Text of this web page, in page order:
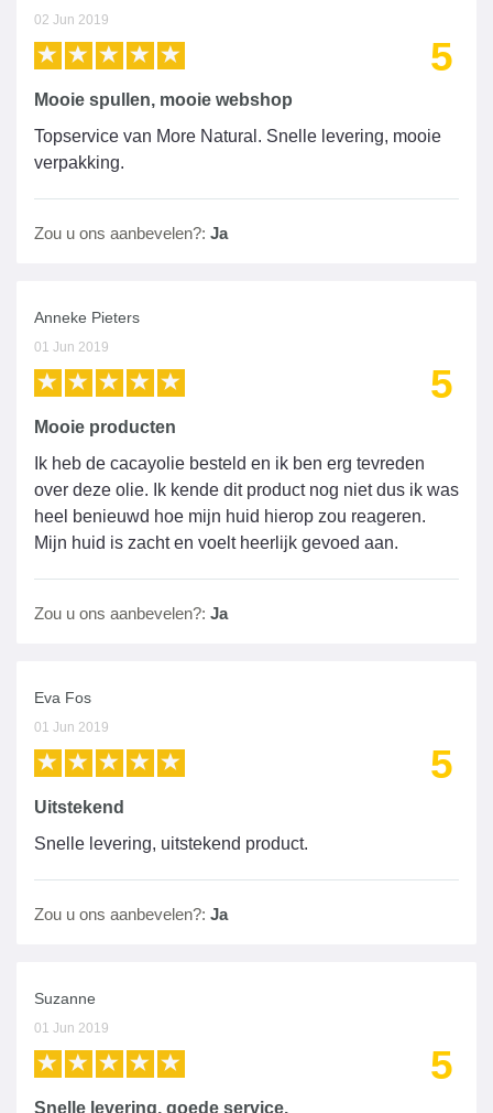
02 Jun 2019
5
Mooie spullen, mooie webshop
Topservice van More Natural. Snelle levering, mooie
verpakking.
Zou u ons aanbevelen?: Ja
Anneke Pieters
01 Jun 2019
5
Mooie producten
Ik heb de cacayolie besteld en ik ben erg tevreden
over deze olie. Ik kende dit product nog niet dus ik was
heel benieuwd hoe mijn huid hierop zou reageren.
Mijn huid is zacht en voelt heerlijk gevoed aan.
Zou u ons aanbevelen?: Ja
Eva Fos
01 Jun 2019
5
Uitstekend
Snelle levering, uitstekend product.
Zou u ons aanbevelen?: Ja
Suzanne
01 Jun 2019
5
Snelle levering, goede service.